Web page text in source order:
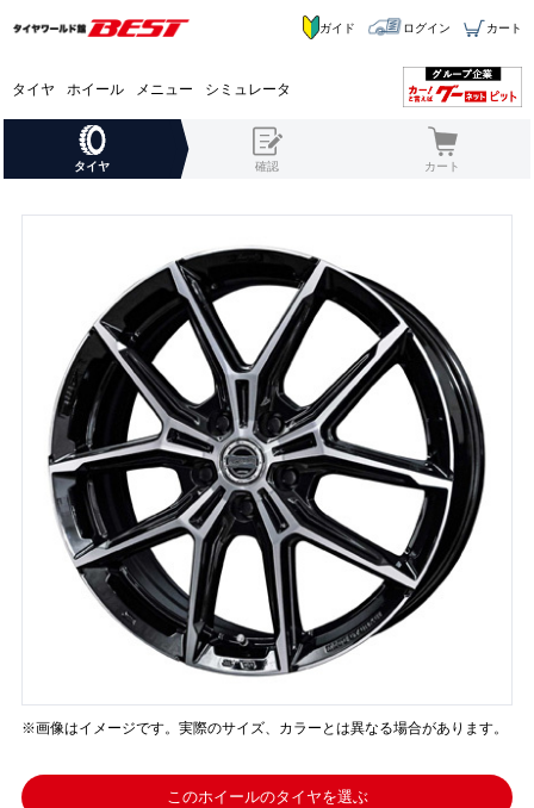
タイヤ ホイール メニュー シミュレータ
ガイド ログイン カート
タイヤ 確認 カート
※画像はイメージです。実際のサイズ、カラーとは異なる場合があります。
このホイールのタイヤを選ぶ